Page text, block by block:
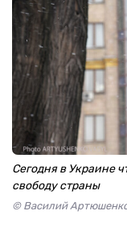
Сегодня в Украине
свободу страны
© Василий